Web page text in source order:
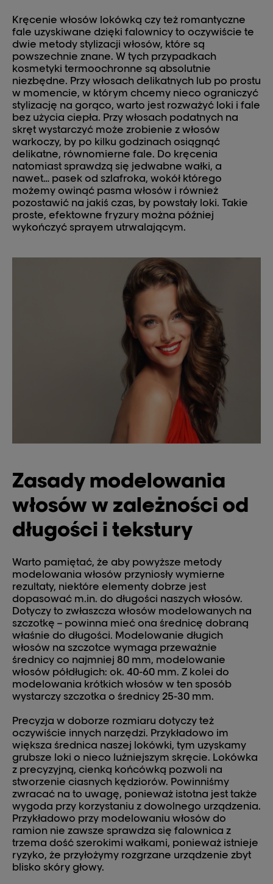
Kręcenie włosów lokówką czy też romantyczne
fale uzyskiwane dzięki falownicy to oczywiście te
dwie metody stylizacji włosów, które są
powszechnie znane. W tych przypadkach
kosmetyki termoochronne są absolutnie
niezbędne. Przy włosach delikatnych lub po prostu
w momencie, w którym chcemy nieco ograniczyć
stylizację na gorąco, warto jest rozważyć loki i fale
bez użycia ciepła. Przy włosach podatnych na
skręt wystarczyć może zrobienie z włosów
warkoczy, by po kilku godzinach osiągnąć
delikatne, równomierne fale. Do kręcenia
natomiast sprawdzą się jedwabne wałki, a
nawet… pasek od szlafroka, wokół którego
możemy owinąć pasma włosów i również
pozostawić na jakiś czas, by powstały loki. Takie
proste, efektowne fryzury można później
wykończyć sprayem utrwalającym.
Zasady modelowania
włosów w zależności od
długości i tekstury
Warto pamiętać, że aby powyższe metody
modelowania włosów przyniosły wymierne
rezultaty, niektóre elementy dobrze jest
dopasować m.in. do długości naszych włosów.
Dotyczy to zwłaszcza włosów modelowanych na
szczotkę – powinna mieć ona średnicę dobraną
właśnie do długości. Modelowanie długich
włosów na szczotce wymaga przeważnie
średnicy co najmniej 80 mm, modelowanie
włosów półdługich: ok. 40-60 mm. Z kolei do
modelowania krótkich włosów w ten sposób
wystarczy szczotka o średnicy 25-30 mm.
Precyzja w doborze rozmiaru dotyczy też
oczywiście innych narzędzi. Przykładowo im
większa średnica naszej lokówki, tym uzyskamy
grubsze loki o nieco luźniejszym skręcie. Lokówka
z precyzyjną, cienką końcówką pozwoli na
stworzenie ciasnych kędziorów. Powinniśmy
zwracać na to uwagę, ponieważ istotna jest także
wygoda przy korzystaniu z dowolnego urządzenia.
Przykładowo przy modelowaniu włosów do
ramion nie zawsze sprawdza się falownica z
trzema dość szerokimi wałkami, ponieważ istnieje
ryzyko, że przyłożymy rozgrzane urządzenie zbyt
blisko skóry głowy.